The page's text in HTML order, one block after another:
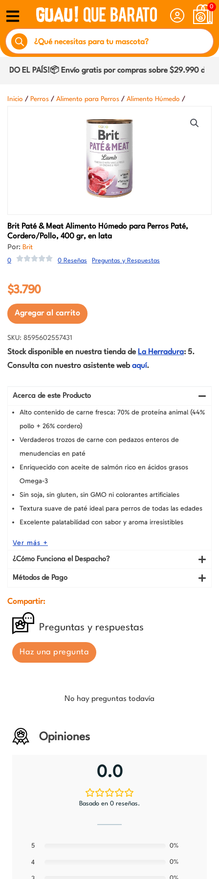
contenido
0
Búsqueda
de
productos
EL PAÍS!📦 Envío gratis por compras sobre $29.990
Inicio / Perros / Alimento para Perros / Alimento Húmedo /
Brit Paté & Meat Alimento Húmedo para Perros Paté,
Cordero/Pollo, 400 gr, en lata
Por: Brit
0 0 Reseñas Preguntas y Respuestas
$3.790
Agregar al carrito
SKU: 8595602557431
Stock disponible en nuestra tienda de La Herradura: 5.
Consulta con nuestro asistente web aquí.
Acerca de este Producto
Alto contenido de carne fresca: 70% de proteína animal (44%
pollo + 26% cordero)
Verdaderos trozos de carne con pedazos enteros de
menudencias en paté
Enriquecido con aceite de salmón rico en ácidos grasos
Omega-3
Sin soja, sin gluten, sin GMO ni colorantes artificiales
Textura suave de paté ideal para perros de todas las edades
Excelente palatabilidad con sabor y aroma irresistibles
Ver más +
¿Cómo Funciona el Despacho?
Métodos de Pago
Compartir:
Preguntas y respuestas
Haz una pregunta
No hay preguntas todavía
Opiniones
0.0
Basado en 0 reseñas.
5 0%
4 0%